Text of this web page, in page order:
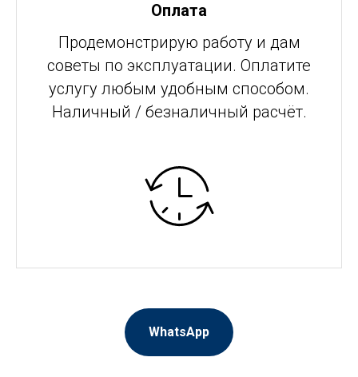
Оплата
Продемонстрирую работу и дам
советы по эксплуатации. Оплатите
услугу любым удобным способом.
Наличный / безналичный расчёт.
WhatsApp